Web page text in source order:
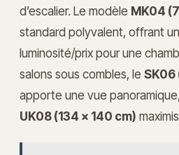
d’escalier. Le modèle MK04
standard polyvalent, offrant
luminosité/prix pour une
salons sous combles, le SK06
apporte une vue
UK08 (134 x 140 cm)